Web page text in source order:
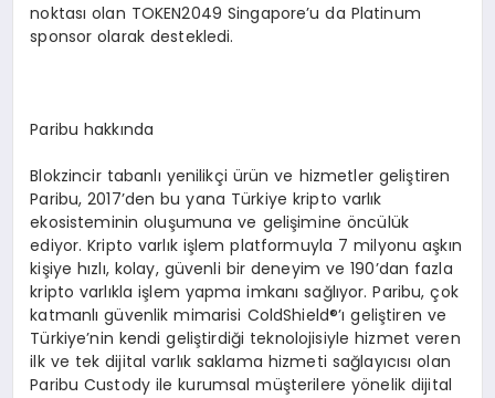
noktası olan TOKEN2049 Singapore’u da Platinum
sponsor olarak destekledi.
Paribu hakkında
Blokzincir tabanlı yenilikçi ürün ve hizmetler geliştiren
Paribu, 2017’den bu yana Türkiye kripto varlık
ekosisteminin oluşumuna ve gelişimine öncülük
ediyor. Kripto varlık işlem platformuyla 7 milyonu aşkın
kişiye hızlı, kolay, güvenli bir deneyim ve 190’dan fazla
kripto varlıkla işlem yapma imkanı sağlıyor. Paribu, çok
katmanlı güvenlik mimarisi ColdShield®’ı geliştiren ve
Türkiye’nin kendi geliştirdiği teknolojisiyle hizmet veren
ilk ve tek dijital varlık saklama hizmeti sağlayıcısı olan
Paribu Custody ile kurumsal müşterilere yönelik dijital